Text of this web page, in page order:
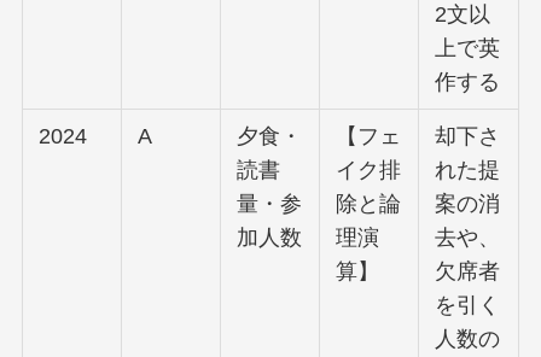
2文以
上で英
作する
2024 A
夕食・
読書
量・参
加人数
【フェ
イク排
除と論
理演
算】
却下さ
れた提
案の消
去や、
欠席者
を引く
人数の